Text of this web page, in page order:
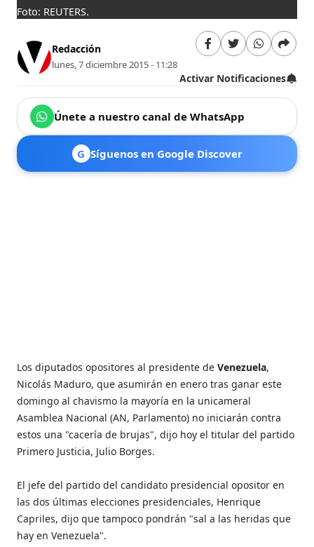
Foto: REUTERS.
Redacción
lunes, 7 diciembre 2015 - 11:28
Activar Notificaciones
Únete a nuestro canal de WhatsApp
G Síguenos en Google Discover
Los diputados opositores al presidente deVenezuela,
Nicolás Maduro, que asumirán en enero tras ganar este
domingo al chavismo la mayoría en la unicameral
Asamblea Nacional (AN, Parlamento) no iniciarán contra
estos una "cacería de brujas", dijo hoy el titular del partido
Primero Justicia, Julio Borges.
El jefe del partido del candidato presidencial opositor en
las dos últimas elecciones presidenciales, Henrique
Capriles, dijo que tampoco pondrán "sal a las heridas que
hay en Venezuela".